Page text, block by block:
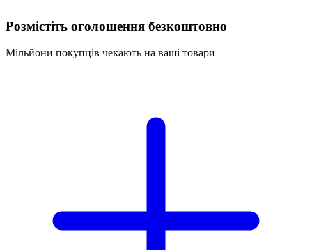
Розмістіть оголошення безкоштовно
Мільйони покупців чекають на ваші товари